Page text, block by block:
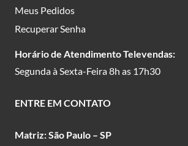
Meus Pedidos
Recuperar Senha
Horário de Atendimento Televendas:
Segunda à Sexta-Feira 8h as 17h30
ENTRE EM CONTATO
Matriz: São Paulo – SP